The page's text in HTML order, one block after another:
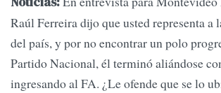
Raúl Ferreira dijo que usted representa a
del país, y por no encontrar un polo
Partido Nacional, él terminó aliándose
ingresando al FA. ¿Le ofende que se lo